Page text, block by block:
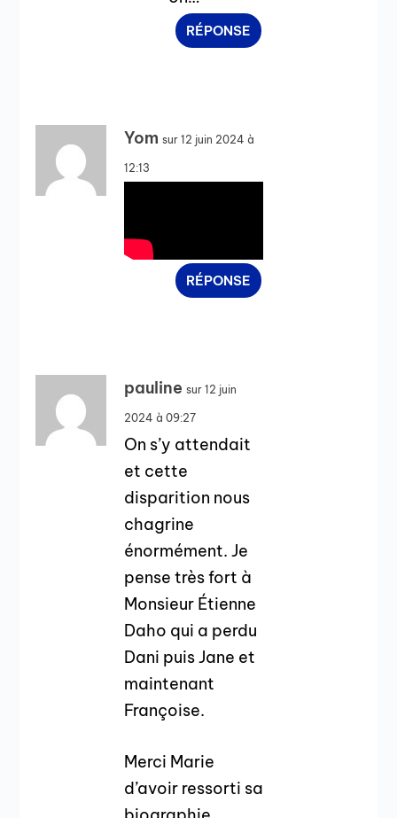
RÉPONSE
Yom sur 12 juin 2024 à
12:13
RÉPONSE
pauline sur 12 juin
2024 à 09:27
On s’y attendait
et cette
disparition nous
chagrine
énormément. Je
pense très fort à
Monsieur Étienne
Daho qui a perdu
Dani puis Jane et
maintenant
Françoise.
Merci Marie
d’avoir ressorti sa